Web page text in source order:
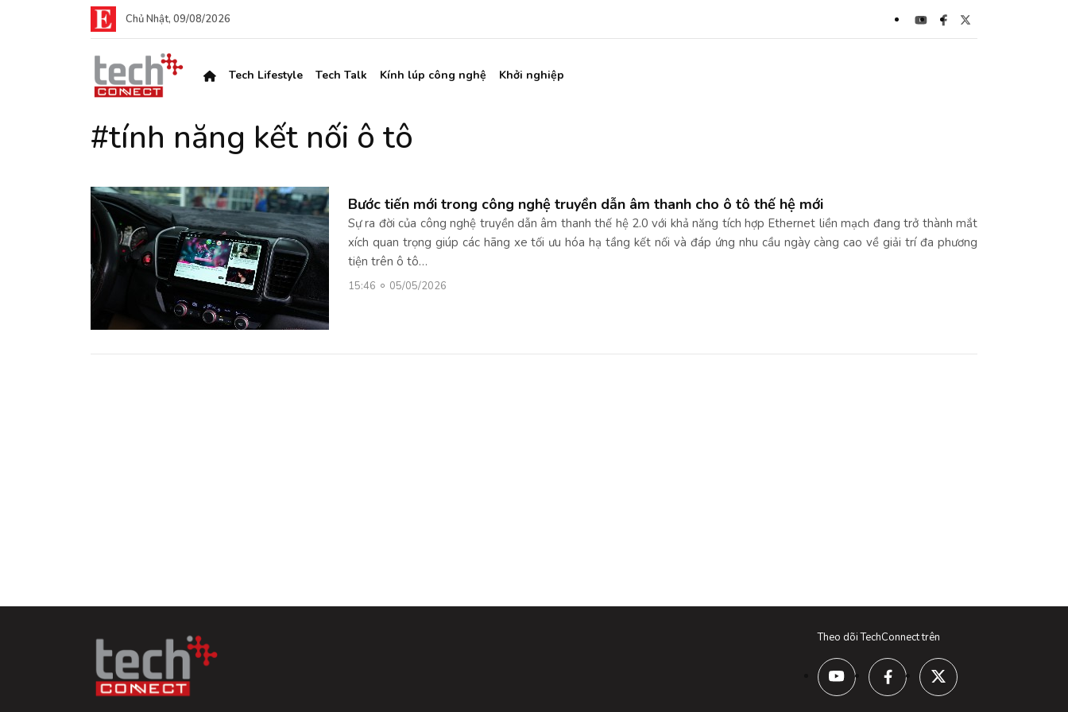
Chủ Nhật, 09/08/2026
Tech Lifestyle Tech Talk Kính lúp công nghệ Khởi nghiệp
#tính năng kết nối ô tô
Bước tiến mới trong công nghệ truyền dẫn âm thanh cho ô tô thế hệ mới
Sự ra đời của công nghệ truyền dẫn âm thanh thế hệ 2.0 với khả năng tích hợp Ethernet liền mạch đang trở thành mắt
xích quan trọng giúp các hãng xe tối ưu hóa hạ tầng kết nối và đáp ứng nhu cầu ngày càng cao về giải trí đa phương
tiện trên ô tô…
15:46 05/05/2026
Theo dõi TechConnect trên